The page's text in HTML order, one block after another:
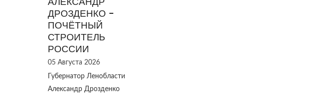
ДРОЗДЕНКО -
ПОЧЁТНЫЙ
СТРОИТЕЛЬ
РОССИИ
05 Августа 2026
Губернатор Ленобласти
Александр Дрозденко